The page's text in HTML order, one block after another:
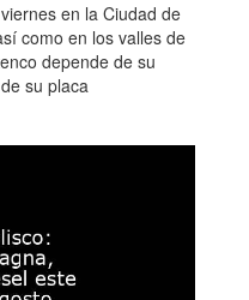
en la Ciudad de
como en los valles de
depende de su
su placa